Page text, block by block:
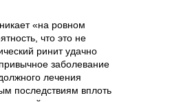
«на ровном
что это не
ринит удачно
заболевание
лечения
последствиям вплоть